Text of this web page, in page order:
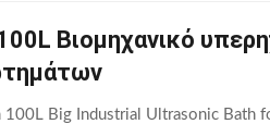
Βιομηχανικό
Big Industrial Ultrasonic Bath